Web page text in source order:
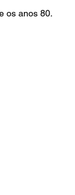
os anos 80.